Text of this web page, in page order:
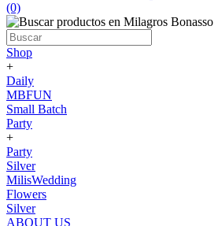
(0)
Shop
+
Daily
MBFUN
Small Batch
Party
+
Party
Silver
MilisWedding
Flowers
Silver
ABOUT US